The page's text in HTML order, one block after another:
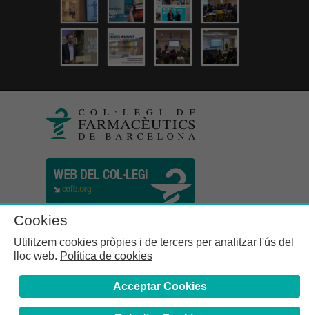
Cookies
Utilitzem cookies pròpies i de tercers per analitzar l'ús del
lloc web. Política de cookies
Acceptar Cookies